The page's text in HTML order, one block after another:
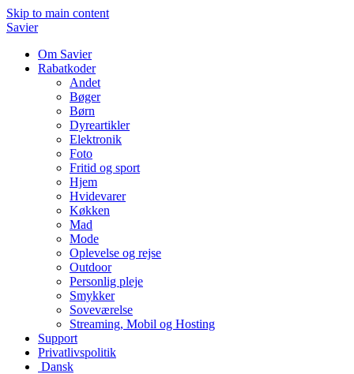
Skip to main content
Savier
Om Savier
Rabatkoder
Andet
Bøger
Børn
Dyreartikler
Elektronik
Foto
Fritid og sport
Hjem
Hvidevarer
Køkken
Mad
Mode
Oplevelse og rejse
Outdoor
Personlig pleje
Smykker
Soveværelse
Streaming, Mobil og Hosting
Support
Privatlivspolitik
Dansk